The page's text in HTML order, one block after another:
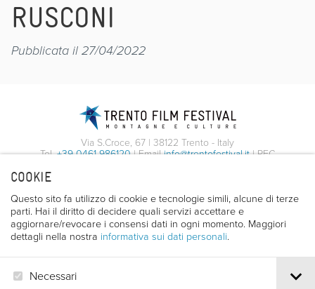
COOKIE
Questo sito fa utilizzo di cookie e tecnologie simili, alcune di terze
parti. Hai il diritto di decidere quali servizi accettare e
aggiornare/revocare i consensi dati in ogni momento. Maggiori
dettagli nella nostra informativa sui dati personali.
Necessari
RUSCONI
Pubblicata il 27/04/2022
Via S.Croce, 67 | 38122 Trento - Italy
Tel.+39 0461 986120| Emailinfo@trentofestival.it| PEC